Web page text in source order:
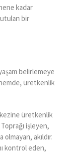
kadar
bir
belirlemeye
üretkenlik
üretkenlik
işleyen,
akıldır.
kontrol eden,